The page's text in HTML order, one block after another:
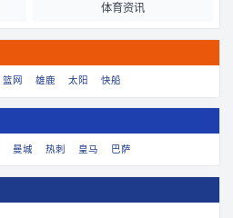
体育资讯
篮网 雄鹿 太阳 快船
曼城 热刺 皇马 巴萨